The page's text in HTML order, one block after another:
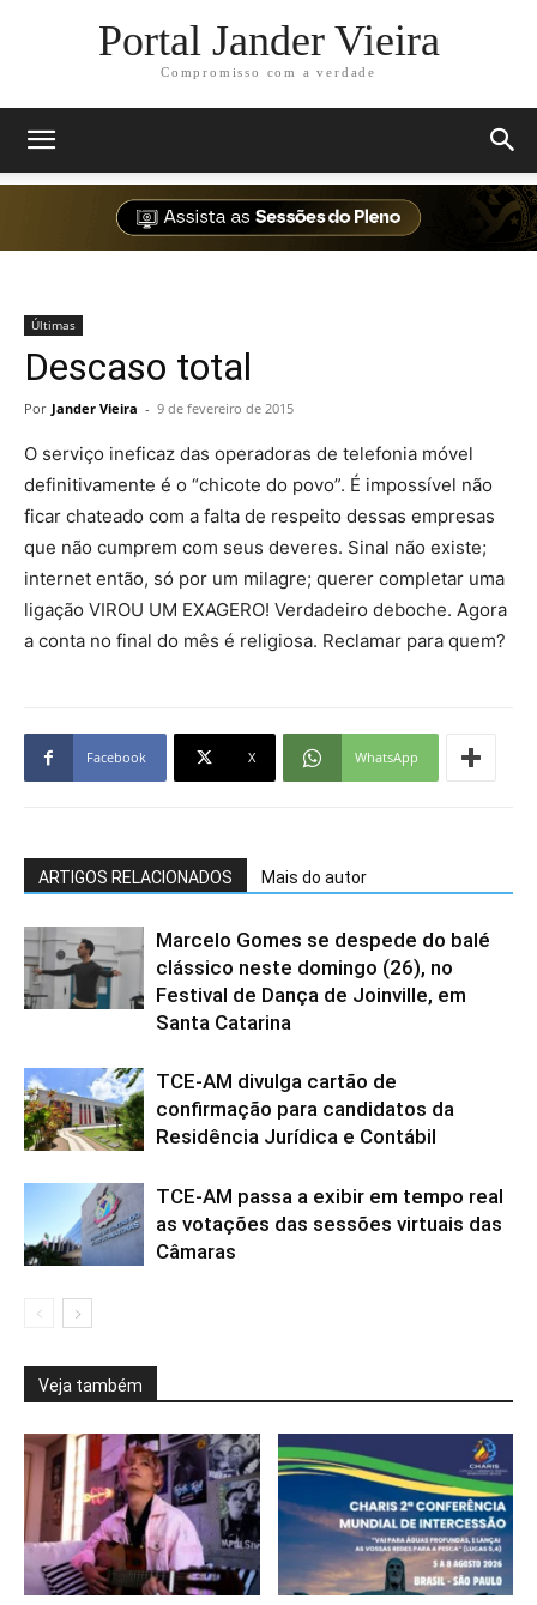
Portal Jander Vieira
Compromisso com a verdade
Últimas
Descaso total
Por Jander Vieira - 9 de fevereiro de 2015
O serviço ineficaz das operadoras de telefonia móvel
definitivamente é o “chicote do povo”. É impossível não
ficar chateado com a falta de respeito dessas empresas
que não cumprem com seus deveres. Sinal não existe;
internet então, só por um milagre; querer completar uma
ligação VIROU UM EXAGERO! Verdadeiro deboche. Agora
a conta no final do mês é religiosa. Reclamar para quem?
Facebook X WhatsApp
ARTIGOS RELACIONADOS Mais do autor
Marcelo Gomes se despede do balé
clássico neste domingo (26), no
Festival de Dança de Joinville, em
Santa Catarina
TCE-AM divulga cartão de
confirmação para candidatos da
Residência Jurídica e Contábil
TCE-AM passa a exibir em tempo real
as votações das sessões virtuais das
Câmaras
Veja também